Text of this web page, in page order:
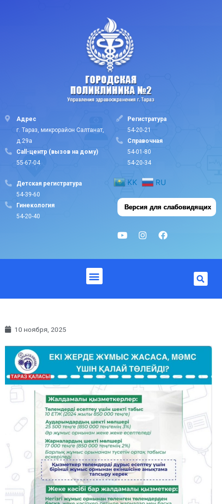
Адрес
г. Тараз, микрорайон Салтанат,
д.29а
Call-центр (вызов на дому)
55-67-04
Регистратура
54-20-21
Cправочная
54-01-80
54-20-34
Детская регистратура
54-39-60
Гинекология
54-20-40
KK RU
Версия для слабовидящих
10 ноября, 2025